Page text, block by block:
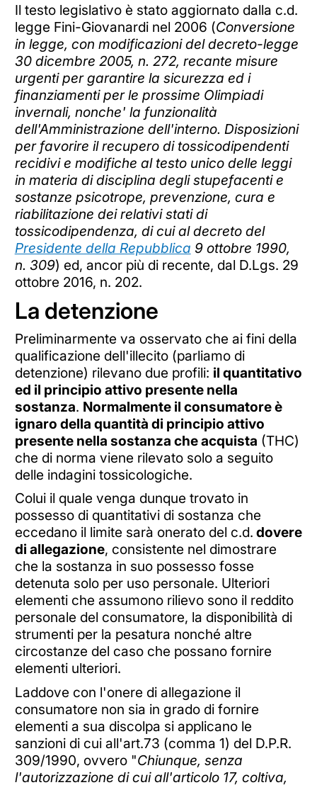
Il testo legislativo è stato aggiornato dalla c.d.
legge Fini-Giovanardi nel 2006 (Conversione
in legge, con modificazioni del decreto-legge
30 dicembre 2005, n. 272, recante misure
urgenti per garantire la sicurezza ed i
finanziamenti per le prossime Olimpiadi
invernali, nonche' la funzionalità
dell'Amministrazione dell'interno. Disposizioni
per favorire il recupero di tossicodipendenti
recidivi e modifiche al testo unico delle leggi
in materia di disciplina degli stupefacenti e
sostanze psicotrope, prevenzione, cura e
riabilitazione dei relativi stati di
tossicodipendenza, di cui al decreto del
Presidente della Repubblica 9 ottobre 1990,
n. 309) ed, ancor più di recente, dal D.Lgs. 29
ottobre 2016, n. 202.
La detenzione
Preliminarmente va osservato che ai fini della
qualificazione dell'illecito (parliamo di
detenzione) rilevano due profili: il quantitativo
ed il principio attivo presente nella
sostanza. Normalmente il consumatore è
ignaro della quantità di principio attivo
presente nella sostanza che acquista (THC)
che di norma viene rilevato solo a seguito
delle indagini tossicologiche.
Colui il quale venga dunque trovato in
possesso di quantitativi di sostanza che
eccedano il limite sarà onerato del c.d. dovere
di allegazione, consistente nel dimostrare
che la sostanza in suo possesso fosse
detenuta solo per uso personale. Ulteriori
elementi che assumono rilievo sono il reddito
personale del consumatore, la disponibilità di
strumenti per la pesatura nonché altre
circostanze del caso che possano fornire
elementi ulteriori.
Laddove con l'onere di allegazione il
consumatore non sia in grado di fornire
elementi a sua discolpa si applicano le
sanzioni di cui all'art.73 (comma 1) del D.P.R.
309/1990, ovvero "Chiunque, senza
l'autorizzazione di cui all'articolo 17, coltiva,